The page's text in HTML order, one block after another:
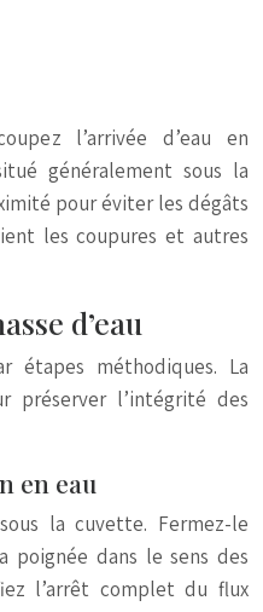
l’arrivée d’eau en
généralement sous la
pour éviter les dégâts
les coupures et autres
d’eau
étapes méthodiques. La
préserver l’intégrité des
en eau
la cuvette. Fermez-le
dans le sens des
l’arrêt complet du flux